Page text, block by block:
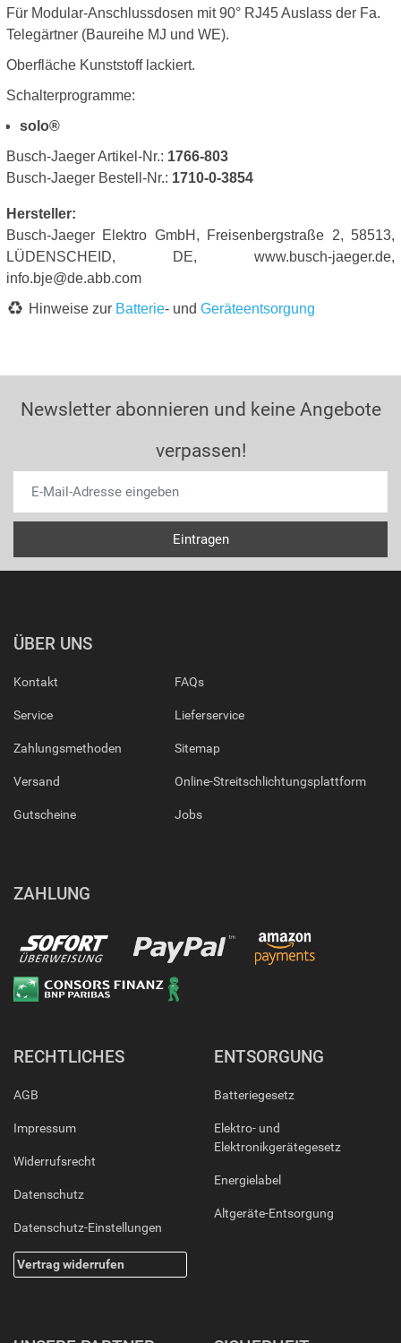
Für Modular-Anschlussdosen mit 90° RJ45 Auslass der Fa.
Telegärtner (Baureihe MJ und WE).
Oberfläche Kunststoff lackiert.
Schalterprogramme:
solo®
Busch-Jaeger Artikel-Nr.: 1766-803
Busch-Jaeger Bestell-Nr.: 1710-0-3854
Hersteller:
Busch-Jaeger Elektro GmbH, Freisenbergstraße 2, 58513,
LÜDENSCHEID, DE, www.busch-jaeger.de,
info.bje@de.abb.com
Hinweise zur Batterie- und Geräteentsorgung
Newsletter abonnieren und keine Angebote
verpassen!
ÜBER UNS
Kontakt
Service
Zahlungsmethoden
Versand
Gutscheine
FAQs
Lieferservice
Sitemap
Online-Streitschlichtungsplattform
Jobs
ZAHLUNG
RECHTLICHES
AGB
Impressum
Widerrufsrecht
Datenschutz
Datenschutz-Einstellungen
Vertrag widerrufen
ENTSORGUNG
Batteriegesetz
Elektro- und
Elektronikgerätegesetz
Energielabel
Altgeräte-Entsorgung